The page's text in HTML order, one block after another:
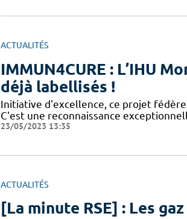
ACTUALITÉS
IMMUN4CURE : L’IHU
déjà labellisés !
Initiative d'excellence, ce projet
C'est une reconnaissance
23/05/2023 13:35
ACTUALITÉS
[La minute RSE] : Les